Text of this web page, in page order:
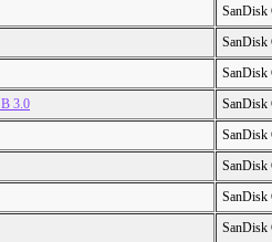
SanDisk
SanDisk
SanDisk
3.0
SanDisk
SanDisk
SanDisk
SanDisk
SanDisk